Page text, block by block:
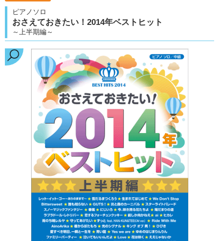
ピアノソロ
おさえておきたい！2014年ベストヒット
～上半期編～